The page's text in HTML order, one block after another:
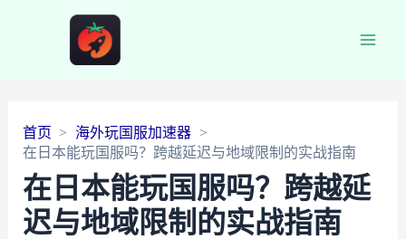
首页
海外玩国服加速器
在日本能玩国服吗？跨越延迟与地域限制的实战指南
在日本能玩国服吗？跨越延
迟与地域限制的实战指南